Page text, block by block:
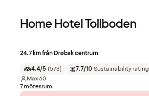
Home Hotel Tollboden
24.7 km från Drøbak centrum
4.4/5 (573) 7.7/10 Sustainability rating
Max60
7 mötesrum